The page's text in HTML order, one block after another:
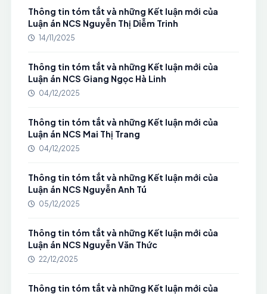
Thông tin tóm tắt và những Kết luận mới của
Luận án NCS Nguyễn Thị Diễm Trinh
14/11/2025
Thông tin tóm tắt và những Kết luận mới của
Luận án NCS Giang Ngọc Hà Linh
04/12/2025
Thông tin tóm tắt và những Kết luận mới của
Luận án NCS Mai Thị Trang
04/12/2025
Thông tin tóm tắt và những Kết luận mới của
Luận án NCS Nguyễn Anh Tú
05/12/2025
Thông tin tóm tắt và những Kết luận mới của
Luận án NCS Nguyễn Văn Thức
22/12/2025
Thông tin tóm tắt và những Kết luận mới của